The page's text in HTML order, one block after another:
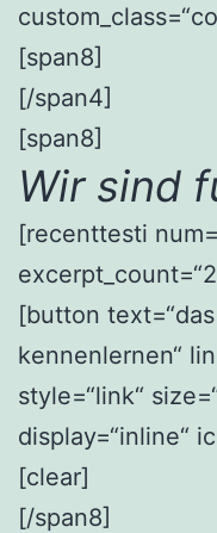
[span8]
[/span4]
[span8]
Wir sind
[recenttesti
[button
kennenlernen“
style=“link“
display=“inline“
[clear]
[/span8]